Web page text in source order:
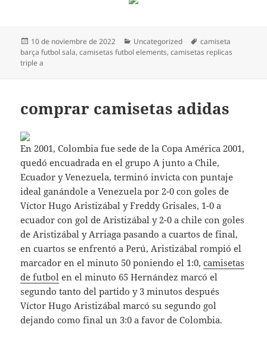
Publicado
el
10 de noviembre de 2022 Categorías
Uncategorized Etiquetas
camiseta
barça futbol sala,camisetas futbol elements,camisetas replicas
triple a
comprar camisetas adidas
En 2001, Colombia fue sede de la Copa América 2001,
quedó encuadrada en el grupo A junto a Chile,
Ecuador y Venezuela, terminó invicta con puntaje
ideal ganándole a Venezuela por 2-0 con goles de
Víctor Hugo Aristizábal y Freddy Grisales, 1-0 a
ecuador con gol de Aristizábal y 2-0 a chile con goles
de Aristizábal y Arriaga pasando a cuartos de final,
en cuartos se enfrentó a Perú, Aristizábal rompió el
marcador en el minuto 50 poniendo el 1:0,camisetas
de futbol en el minuto 65 Hernández marcó el
segundo tanto del partido y 3 minutos después
Víctor Hugo Aristizábal marcó su segundo gol
dejando como final un 3:0 a favor de Colombia.